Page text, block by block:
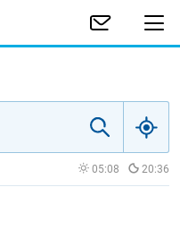
05:08 20:36